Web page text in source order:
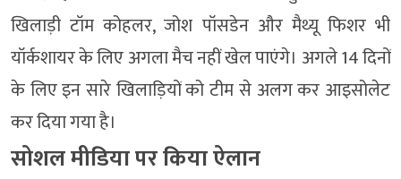
खिलाड़ी टॉम कोहलर, जोश पॉसडेन और मैथ्यू फिशर भी
यॉर्कशायर के लिए अगला मैच नहीं खेल पाएंगे। अगले 14 दिनों
के लिए इन सारे खिलाड़ियों को टीम से अलग कर आइसोलेट
कर दिया गया है।
सोशल मीडिया पर किया ऐलान